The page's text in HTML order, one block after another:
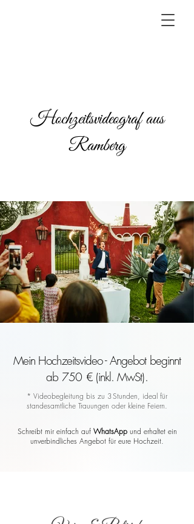
Hochzeitsvideograf aus
Ramberg
Mein Hochzeitsvideo - Angebot beginnt
ab 750 € (inkl. MwSt).
* Videobegleitung bis zu 3 Stunden, ideal für
standesamtliche Trauungen oder kleine Feiern.
Schreibt mir einfach auf WhatsAppund erhaltet ein
unverbindliches Angebot für eure Hochzeit.